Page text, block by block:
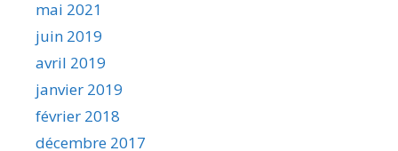
mai 2021
juin 2019
avril 2019
janvier 2019
février 2018
décembre 2017